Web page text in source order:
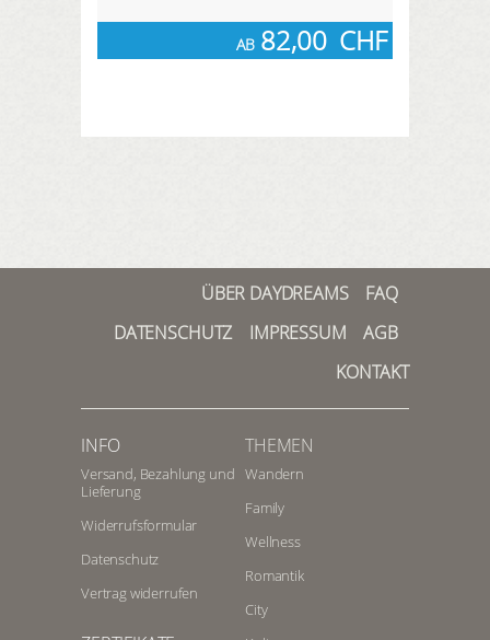
AB82,00 CHF
ÜBER DAYDREAMS
FAQ
DATENSCHUTZ
IMPRESSUM
AGB
KONTAKT
INFO
Versand, Bezahlung und
Lieferung
Widerrufsformular
Datenschutz
Vertrag widerrufen
THEMEN
Wandern
Family
Wellness
Romantik
City